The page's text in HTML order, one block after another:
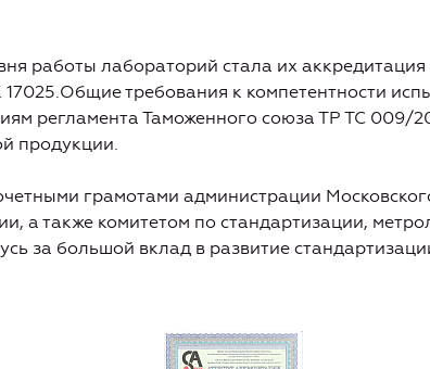
работы лабораторий стала их аккредитация
требования к компетентности
регламента Таможенного союза ТР ТС 009/
продукции.
грамотами администрации
а также комитетом по стандартизации,
за большой вклад в развитие